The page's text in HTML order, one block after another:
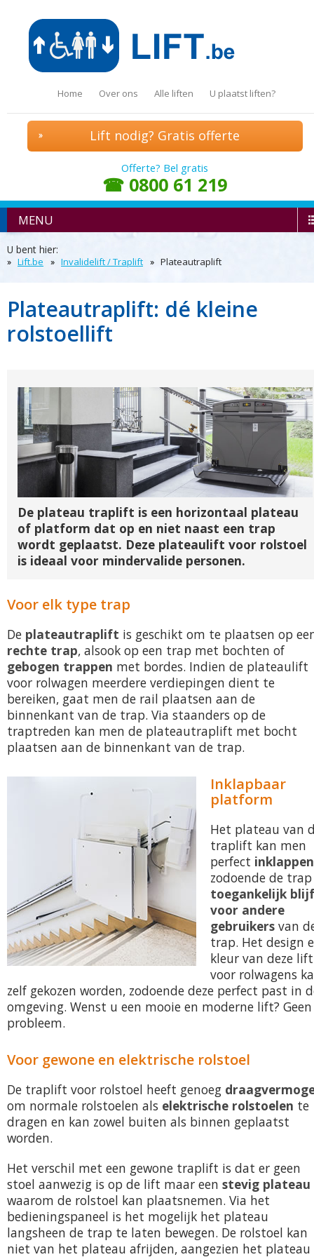
Home Over ons Alle liften U plaatst liften?
Lift nodig? Gratis offerte
Offerte? Bel gratis
☎ 0800 61 219
MENU
U bent hier:
Lift.be Invalidelift / Traplift Plateautraplift
Plateautraplift: dé kleine
rolstoellift
De plateau traplift is een horizontaal plateau
of platform dat op en niet naast een trap
wordt geplaatst. Deze plateaulift voor rolstoel
is ideaal voor mindervalide personen.
Voor elk type trap
De plateautraplift is geschikt om te plaatsen op
rechte trap, alsook op een trap met bochten of
gebogen trappen met bordes. Indien de plateaulift
voor rolwagen meerdere verdiepingen dient te
bereiken, gaat men de rail plaatsen aan de
binnenkant van de trap. Via staanders op de
traptreden kan men de plateautraplift met bocht
plaatsen aan de binnenkant van de trap.
Inklapbaar
platform
Het plateau van
traplift kan men
perfect inklappen
zodoende de trap
toegankelijk
voor andere
gebruikers van
trap. Het design
kleur van deze lift
voor rolwagens
zelf gekozen worden, zodoende deze perfect past in
omgeving. Wenst u een mooie en moderne lift? Geen
probleem.
Voor gewone en elektrische rolstoel
De traplift voor rolstoel heeft genoeg
om normale rolstoelen als elektrische rolstoelen te
dragen en kan zowel buiten als binnen geplaatst
worden.
Het verschil met een gewone traplift is dat er geen
stoel aanwezig is op de lift maar een stevig plateau
waarom de rolstoel kan plaatsnemen. Via het
bedieningspaneel is het mogelijk het plateau
langsheen de trap te laten bewegen. De rolstoel kan
niet van het plateau afrijden, aangezien het plateau